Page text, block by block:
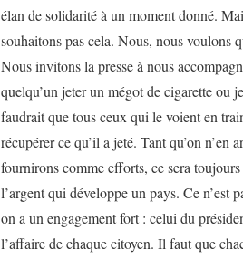
élan de solidarité à un moment donné.
souhaitons pas cela. Nous, nous voulons
Nous invitons la presse à nous
quelqu’un jeter un mégot de cigarette ou
faudrait que tous ceux qui le voient en
récupérer ce qu’il a jeté. Tant qu’on
fournirons comme efforts, ce sera
l’argent qui développe un pays. Ce n’est
on a un engagement fort : celui du
l’affaire de chaque citoyen. Il faut que